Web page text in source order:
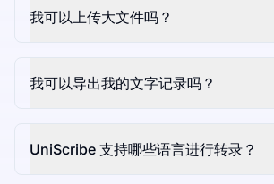
我可以上传大文件吗？
我可以导出我的文字记录吗？
UniScribe 支持哪些语言进行转录？